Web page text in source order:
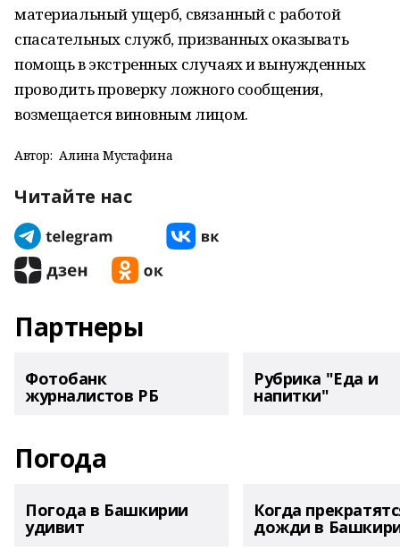
материальный ущерб, связанный с работой
спасательных служб, призванных оказывать
помощь в экстренных случаях и вынужденных
проводить проверку ложного сообщения,
возмещается виновным лицом.
Автор: Алина Мустафина
Читайте нас
Партнеры
Фотобанк
журналистов РБ
Рубрика "Еда и
напитки"
Погода
Погода в Башкирии
удивит
Когда
дожди в